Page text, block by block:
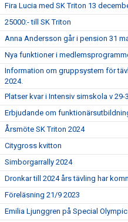
Fira Lucia med SK Triton 13
25000:- till SK Triton
Anna Andersson går i pension 31
Nya funktioner i
Information om gruppsystem för
2024.
Platser kvar i Intensiv simskola v 29-
Erbjudande om
Årsmöte SK Triton 2024
Citygross kvitton
Simborgarrally 2024
Dronkar till 2024 års tävling har
Föreläsning 21/9 2023
Emilia Ljunggren på Special